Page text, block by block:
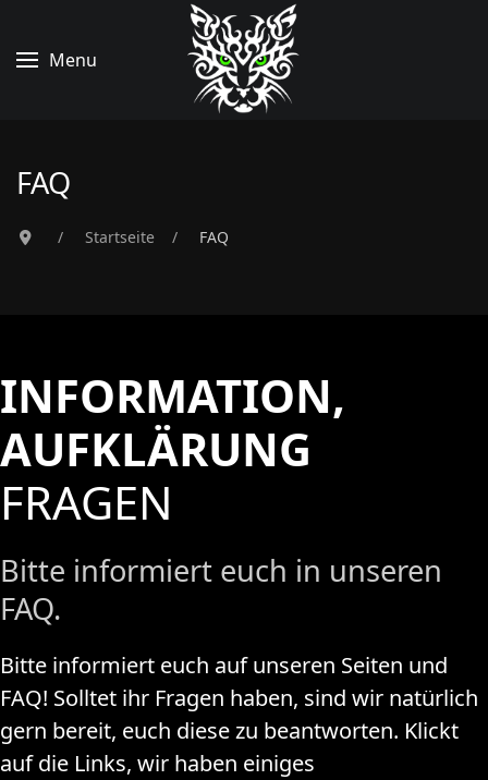
Menu
FAQ
Startseite FAQ
INFORMATION,
AUFKLÄRUNG
FRAGEN
Bitte informiert euch in unseren
FAQ.
Bitte informiert euch auf unseren Seiten und
FAQ! Solltet ihr Fragen haben, sind wir natürlich
gern bereit, euch diese zu beantworten. Klickt
auf die Links, wir haben einiges